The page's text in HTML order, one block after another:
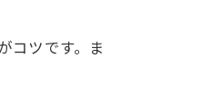
コツです。ま